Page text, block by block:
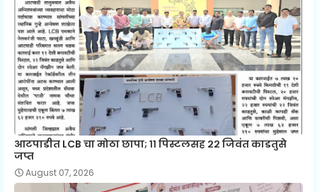
आटपाडीत LCB चा मोठा छापा; ११ पिस्टलसह २२ जिवंत काडतुसे
जप्त
August 07, 2026